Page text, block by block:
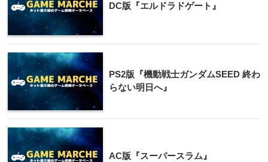
DC版『エルドラドゲート』
PS2版『機動戦士ガンダムSEED 終わ
らない明日へ』
AC版『スーパースラム』